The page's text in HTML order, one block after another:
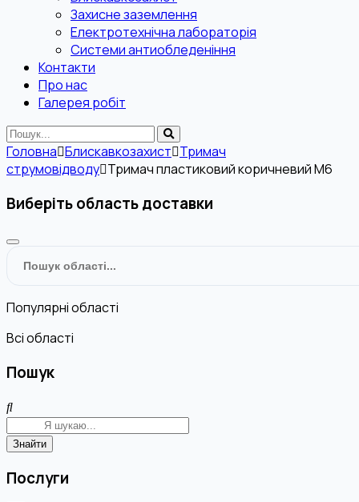
Захисне заземлення
Електротехнічна лабораторія
Системи антиобледеніння
Контакти
Про нас
Галерея робіт
Головна Блискавкозахист Тримач
струмовідводу Тримач пластиковий коричневий М6
Виберіть область доставки
Популярні області
Всі області
Пошук
Знайти
Послуги